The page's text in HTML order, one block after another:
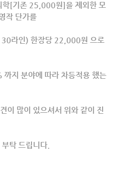
학[기존 25,000원]을 제외한 모
작 단가를
라인) 한장당 22,000원 으로
지 분야에 따라 차등적용 했는
이 많이 있으셔서 위와 같이 진
탁 드립니다.